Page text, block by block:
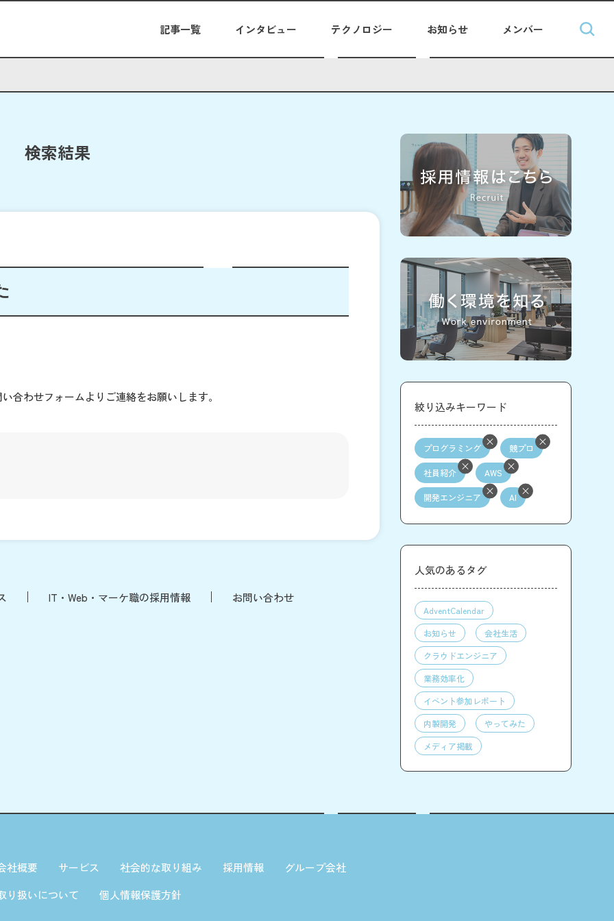
記事一覧 インタビュー テクノロジー お知らせ メンバー
検索結果
合わせフォームよりご連絡をお願いします。
IT・Web・マーケ職の採用情報 お問い合わせ
絞り込みキーワード
プログラミング 競プロ
社員紹介 AWS
開発エンジニア AI
人気のあるタグ
AdventCalendar
お知らせ
会社生活
クラウドエンジニア
業務効率化
イベント参加レポート
内製開発
やってみた
メディア掲載
社概要 サービス 社会的な取り組み 採用情報
グループ会社
り扱いについて
個人情報保護方針